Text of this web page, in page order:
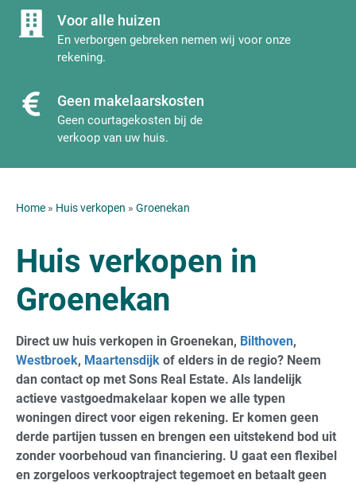
Voor alle huizen
En verborgen gebreken nemen wij voor onze
rekening.
Geen makelaarskosten
Geen courtagekosten bij de
verkoop van uw huis.
Home » Huis verkopen » Groenekan
Huis verkopen in
Groenekan
Direct uw huis verkopen in Groenekan, Bilthoven,
Westbroek, Maartensdijk of elders in de regio? Neem
dan contact op met Sons Real Estate. Als landelijk
actieve vastgoedmakelaar kopen we alle typen
woningen direct voor eigen rekening. Er komen geen
derde partijen tussen en brengen een uitstekend bod uit
zonder voorbehoud van financiering. U gaat een flexibel
en zorgeloos verkooptraject tegemoet en betaalt geen